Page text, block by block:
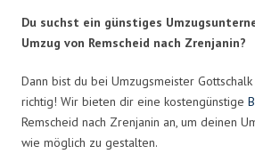
Du suchst ein günstiges
Umzug von Remscheid nach Zrenjanin?
Dann bist du bei Umzugsmeister
richtig! Wir bieten dir eine kostengünstige
Remscheid nach Zrenjanin an, um deinen
wie möglich zu gestalten.